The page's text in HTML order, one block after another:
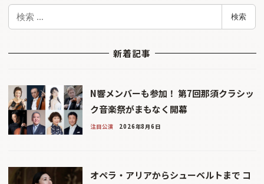
検
検索
新着記事
N響メンバーも参加！ 第7回那須クラシッ
ク音楽祭がまもなく開幕
注目公演 2026年8月6日
オペラ・アリアからシューベルトまで コ